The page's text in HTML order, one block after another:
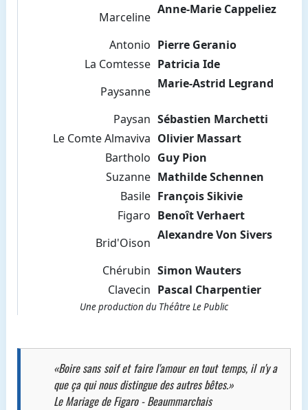
Marceline
Anne-Marie Cappeliez
Antonio Pierre Geranio
La Comtesse Patricia Ide
Paysanne
Marie-Astrid Legrand
Paysan Sébastien Marchetti
Le Comte Almaviva Olivier Massart
Bartholo Guy Pion
Suzanne Mathilde Schennen
Basile François Sikivie
Figaro Benoît Verhaert
Brid'Oison
Alexandre Von Sivers
Chérubin Simon Wauters
Clavecin Pascal Charpentier
Une production du Théâtre Le Public
«Boire sans soif et faire l'amour en tout temps, il n'y a
que ça qui nous distingue des autres bêtes.»
Le Mariage de Figaro - Beaummarchais